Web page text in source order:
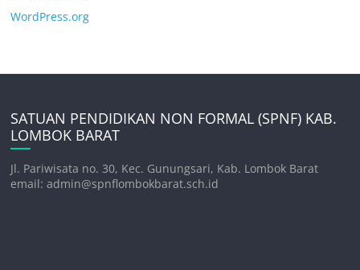
WordPress.org
SATUAN PENDIDIKAN NON FORMAL (SPNF) KAB.
LOMBOK BARAT
Jl. Pariwisata no. 30, Kec. Gunungsari, Kab. Lombok Barat
email: admin@spnflombokbarat.sch.id